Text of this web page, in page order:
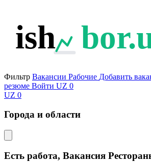
ish
Фильтр Вакансии Рабочие Добавить
резюме Войти UZ 0
UZ 0
Города и области
Есть работа, Вакансия